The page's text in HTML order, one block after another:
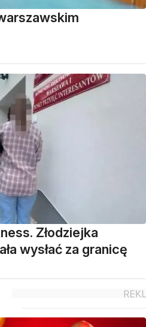
Złodziejka
wysłać za granicę